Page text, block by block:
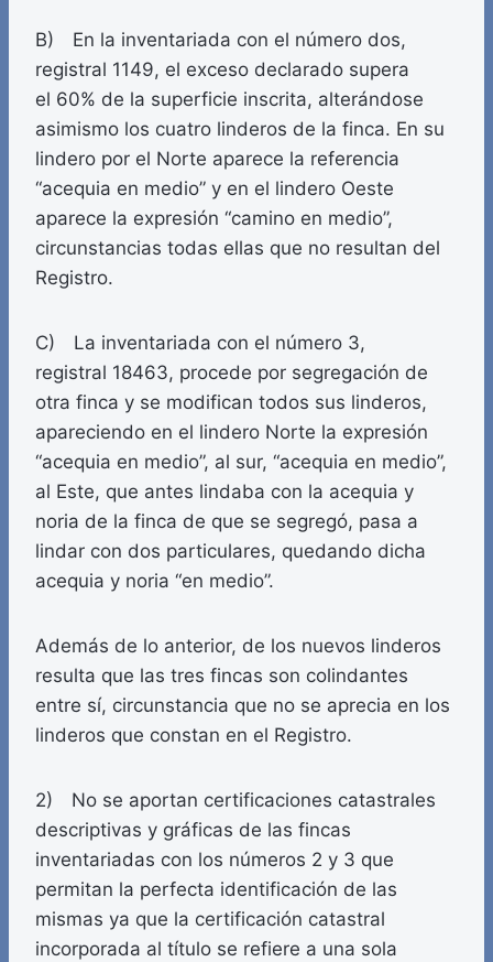
B) En la inventariada con el número dos,
registral 1149, el exceso declarado supera
el 60% de la superficie inscrita, alterándose
asimismo los cuatro linderos de la finca. En su
lindero por el Norte aparece la referencia
“acequia en medio” y en el lindero Oeste
aparece la expresión “camino en medio”,
circunstancias todas ellas que no resultan del
Registro.
C) La inventariada con el número 3,
registral 18463, procede por segregación de
otra finca y se modifican todos sus linderos,
apareciendo en el lindero Norte la expresión
“acequia en medio”, al sur, “acequia en medio”,
al Este, que antes lindaba con la acequia y
noria de la finca de que se segregó, pasa a
lindar con dos particulares, quedando dicha
acequia y noria “en medio”.
Además de lo anterior, de los nuevos linderos
resulta que las tres fincas son colindantes
entre sí, circunstancia que no se aprecia en los
linderos que constan en el Registro.
2) No se aportan certificaciones catastrales
descriptivas y gráficas de las fincas
inventariadas con los números 2 y 3 que
permitan la perfecta identificación de las
mismas ya que la certificación catastral
incorporada al título se refiere a una sola